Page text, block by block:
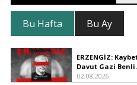
Bu Hafta Bu Ay
ERZENGİZ:
Davut Gazi
02.08.2026